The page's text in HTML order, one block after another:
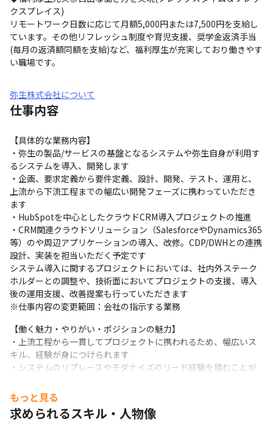
クスプレイス)
リモートワーク日数に応じて月額5,000円または7,500円を支給し
ています。その他リフレッシュ制度や育児支援、奨学金返済手当
(毎月の返済額同額を支給)など、福利厚生が充実しており働きやす
い職場です。
弥生株式会社について
仕事内容
【具体的な業務内容】
・弥生の製品/サービスの基盤となるシステムや弥生自身が利用す
るシステムを導入、開発します
・企画、要求定義から要件定義、設計、開発、テスト、運用と、
上流から下流工程までの幅広い開発フェーズに携わっていただき
ます
・HubSpotを中心としたクラウドCRM導入プロジェクトの推進
・CRM関連クラウドソリューション（SalesforceやDynamics365
等）のや周辺アプリケーションの導入、改修。CDP/DWHとの連携
設計、実装を担当いただく予定です
システム導入に関するプロジェクトにおいては、社内外ステーク
ホルダーとの調整や、技術面においてプロジェクトの支援、導入
後の運用支援、改善提案も行っていただきます
※仕事内容の変更範囲：会社の指示する業務
【働く魅力・やりがい・ポジションの魅力】
・上流工程から一貫してプロジェクトに携われるため、幅広いス
キル、経験が身につけられます
・システムのリプレースやモダナイズのリード経験を積むことが
・若手でも裁量を持ってプロジェクト全体を俯瞰できる環境です
・最新のクラウドCRMやデータ連携技術に触れられる
・チームで協力しながら新しい仕組みを創り上げる達成感
もっと見る
求められるスキル・人物像